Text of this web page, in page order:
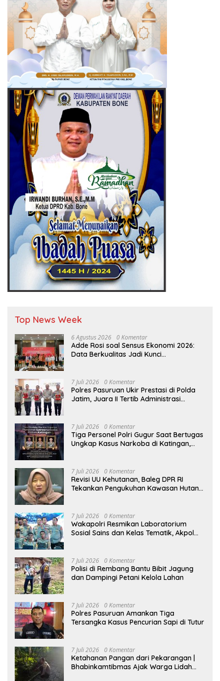
Top News Week
6 Agustus 2026 0 Komentar
Adde Rosi soal Sensus Ekonomi 2026:
Data Berkualitas Jadi Kunci
7 Juli 2026 0 Komentar
Polres Pasuruan Ukir Prestasi di Polda
Jatim, Juara II Tertib Administrasi
7 Juli 2026 0 Komentar
Tiga Personel Polri Gugur Saat Bertugas
Ungkap Kasus Narkoba di Katingan,
7 Juli 2026 0 Komentar
Revisi UU Kehutanan, Baleg DPR RI
Tekankan Pengukuhan Kawasan Hutan
7 Juli 2026 0 Komentar
Wakapolri Resmikan Laboratorium
Sosial Sains dan Kelas Tematik, Akpol
7 Juli 2026 0 Komentar
Polisi di Rembang Bantu Bibit Jagung
dan Dampingi Petani Kelola Lahan
7 Juli 2026 0 Komentar
Polres Pasuruan Amankan Tiga
Tersangka Kasus Pencurian Sapi di Tutur
7 Juli 2026 0 Komentar
Ketahanan Pangan dari Pekarangan |
Bhabinkamtibmas Ajak Warga Lidah